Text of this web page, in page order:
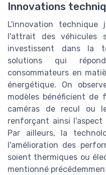
Innovations
L'innovation
l'attrait des véhicules
investissent dans la
solutions qui
consommateurs en
énergétique. On
modèles bénéficient de
caméras de recul ou
renforçant ainsi l'aspect
Par ailleurs, la
l'amélioration des
soient thermiques ou
mentionné